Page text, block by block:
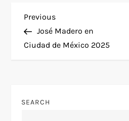
P
o
Previous
Post
Previous
José Madero en
Ciudad de México 2025
SEARCH